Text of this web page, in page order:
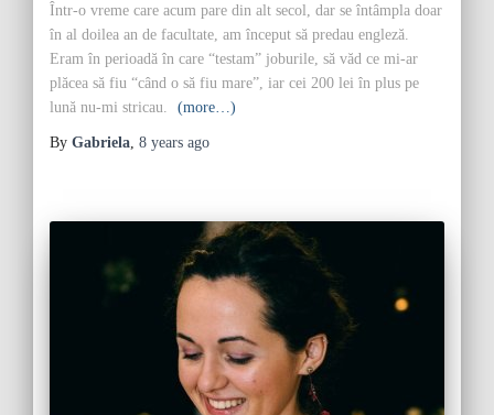
Într-o vreme care acum pare din alt secol, dar se întâmpla doar
în al doilea an de facultate, am început să predau engleză.
Eram în perioadă în care “testam” joburile, să văd ce mi-ar
plăcea să fiu “când o să fiu mare”, iar cei 200 lei în plus pe
lună nu-mi stricau.
(more…)
By Gabriela, 8 years ago